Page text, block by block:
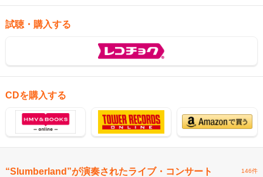
試聴・購入する
CDを購入する
“Slumberland”が演奏されたライブ・コンサート 146件